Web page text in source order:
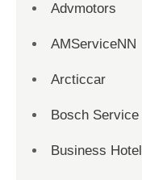
Advmotors
AMServiceNN
Arcticcar
Bosch Service
Business